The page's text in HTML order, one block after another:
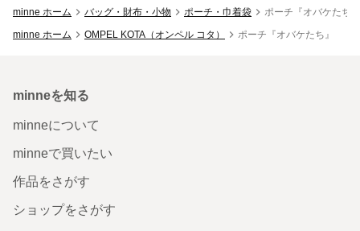
minne ホーム バッグ・財布・小物 ポーチ・巾着袋
ポーチ『オバケたち』
minne ホーム
OMPEL KOTA（オンペル コタ） ポーチ『オバケたち』
minneを知る
minneについて
minneで買いたい
作品をさがす
ショップをさがす